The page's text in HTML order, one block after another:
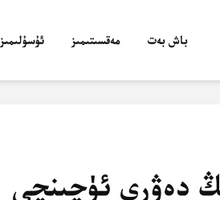
باش بەت مەقسىتىمىز ئۇسۇلىمىز
دەۋرى ئۈچىنچى